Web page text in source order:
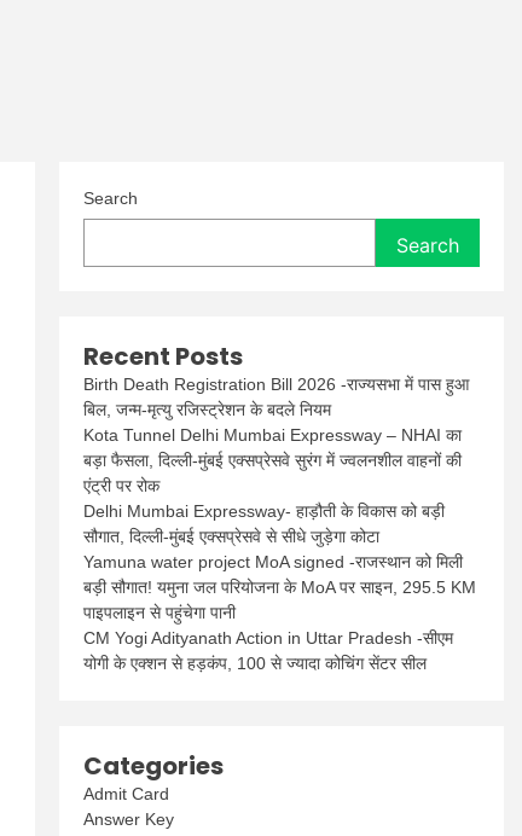
Search
Search
Recent Posts
Birth Death Registration Bill 2026 -राज्यसभा में पास हुआ
बिल, जन्म-मृत्यु रजिस्ट्रेशन के बदले नियम
Kota Tunnel Delhi Mumbai Expressway – NHAI का
बड़ा फैसला, दिल्ली-मुंबई एक्सप्रेसवे सुरंग में ज्वलनशील वाहनों की
एंट्री पर रोक
Delhi Mumbai Expressway- हाड़ौती के विकास को बड़ी
सौगात, दिल्ली-मुंबई एक्सप्रेसवे से सीधे जुड़ेगा कोटा
Yamuna water project MoA signed -राजस्थान को मिली
बड़ी सौगात! यमुना जल परियोजना के MoA पर साइन, 295.5 KM
पाइपलाइन से पहुंचेगा पानी
CM Yogi Adityanath Action in Uttar Pradesh -सीएम
योगी के एक्शन से हड़कंप, 100 से ज्यादा कोचिंग सेंटर सील
Categories
Admit Card
Answer Key